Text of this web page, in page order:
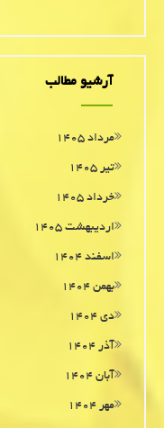
آرشیو مطالب
مرداد ۱۴۰۵
تیر ۱۴۰۵
خرداد ۱۴۰۵
اردیبهشت ۱۴۰۵
اسفند ۱۴۰۴
بهمن ۱۴۰۴
دی ۱۴۰۴
آذر ۱۴۰۴
آبان ۱۴۰۴
مهر ۱۴۰۴